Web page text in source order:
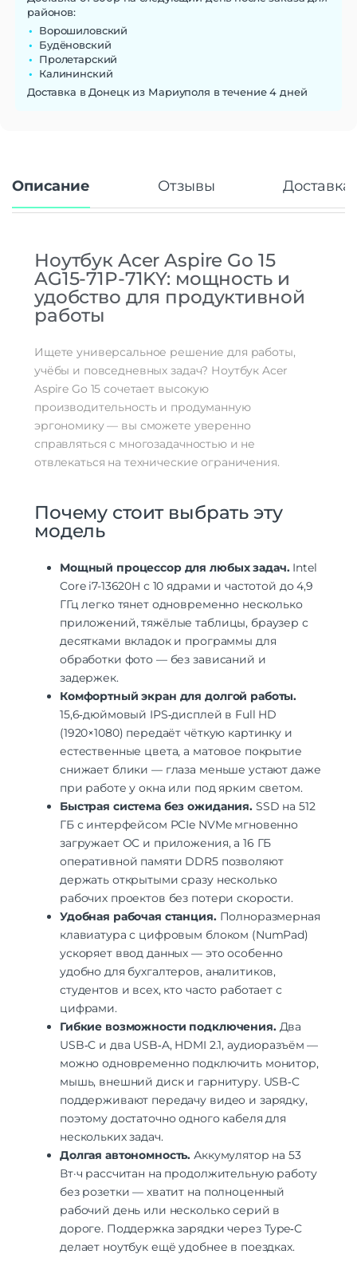
районов:
Ворошиловский
Будёновский
Пролетарский
Калининский
Доставка в Донецк из Мариуполя в течение 4 дней
Описание Отзывы Доставка
Ноутбук Acer Aspire Go 15
AG15-71P-71KY: мощность и
удобство для продуктивной
работы
Ищете универсальное решение для работы,
учёбы и повседневных задач? Ноутбук Acer
Aspire Go 15 сочетает высокую
производительность и продуманную
эргономику — вы сможете уверенно
справляться с многозадачностью и не
отвлекаться на технические ограничения.
Почему стоит выбрать эту
модель
Мощный процессор для любых задач.Intel
Core i7-13620H с 10 ядрами и частотой до 4,9
ГГц легко тянет одновременно несколько
приложений, тяжёлые таблицы, браузер с
десятками вкладок и программы для
обработки фото — без зависаний и
задержек.
Комфортный экран для долгой работы.
15,6‑дюймовый IPS‑дисплей в Full HD
(1920×1080) передаёт чёткую картинку и
естественные цвета, а матовое покрытие
снижает блики — глаза меньше устают даже
при работе у окна или под ярким светом.
Быстрая система без ожидания.SSD на 512
ГБ с интерфейсом PCIe NVMe мгновенно
загружает ОС и приложения, а 16 ГБ
оперативной памяти DDR5 позволяют
держать открытыми сразу несколько
рабочих проектов без потери скорости.
Удобная рабочая станция.Полноразмерная
клавиатура с цифровым блоком (NumPad)
ускоряет ввод данных — это особенно
удобно для бухгалтеров, аналитиков,
студентов и всех, кто часто работает с
цифрами.
Гибкие возможности подключения.Два
USB‑C и два USB‑A, HDMI 2.1, аудиоразъём —
можно одновременно подключить монитор,
мышь, внешний диск и гарнитуру. USB‑C
поддерживают передачу видео и зарядку,
поэтому достаточно одного кабеля для
нескольких задач.
Долгая автономность. Аккумулятор на 53
Вт·ч рассчитан на продолжительную работу
без розетки — хватит на полноценный
рабочий день или несколько серий в
дороге. Поддержка зарядки через Type‑C
делает ноутбук ещё удобнее в поездках.